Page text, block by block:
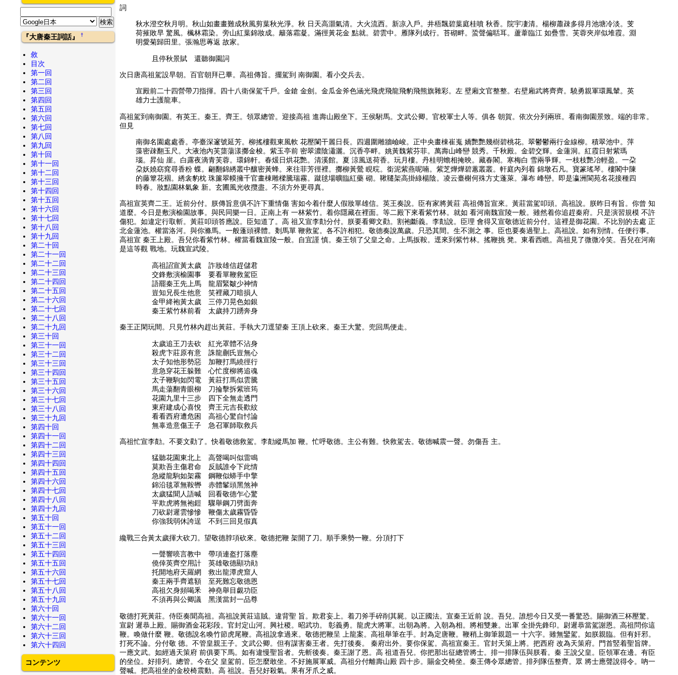
詞
秋水澄空秋月明。秋山如畫畫難成秋風剪葉秋光淨。秋 日天高灝氣清。大火流西。新凉入戶。井梧飄碧葉庭桂噴 秋香。院宇凄清。楊柳蕭疎多得月池塘冷淡。芰
荷摧敗早 驚風。楓林霜染。旁山紅葉錦妝成。籬落霜凝。滿徑黃花金 點就。碧雲中。雁隊列成行。苔砌畔。蛩聲偏聒耳。蘆葦臨江 如疊雪。芙蓉夾岸似堆霞。淵
明愛菊歸田里。張瀚思蓴返 故家。
且停秋景賦 還聽御園詞
次日唐高祖駕設早朝。百官朝拜已畢。高祖傳旨。擺駕到 南御園。看小交兵去。
宣殿前二十四營帶刀指揮。四十八衛保駕千戶。金鎗 金劍。金瓜金斧色涵光飛虎飛龍飛豹飛熊旗雜彩。左 壁廂文官整整。右壁廂武將齊齊。驍勇親軍環鳳輦。英
雄力士護龍車。
高祖駕到南御園。有英王。秦王。齊王。領眾總管。迎接高祖 進壽山殿坐下。王侯駙馬。文武公卿。官校軍士人等。俱各 朝賀。依次分列兩班。看南御園景致。端的非常。
但見
南御名園處處香。亭臺深邃號延芳。柳搖樓觀東風軟 花壓闌干麗日長。四週圍雕牆嶮峻。正中央畫棟崔嵬 嬌艷艷幾樹碧桃花。翠鬱鬱兩行金線柳。積翠池中。萍
藻密疎翻玉尺。大液池內芙蕖蕩漾擲金梭。紫玉亭前 密翠濃陰瀟灑。沉香亭畔。姚黃魏紫芬菲。萬壽山峰巒 競秀。千秋殿。金碧交輝。金蓮洞。紅霞日射紫瑪
瑙。昇仙 崖。白露夜滴青芙蓉。環錦軒。春煖日烘花艷。清溪館。夏 涼風送荷香。玩月樓。丹桂明蟾相掩映。藏春閣。寒梅白 雪兩爭輝。一枝枝艷冶輕盈。一朶
朶妖嬈窈窕尋香粉 蝶。翩翻錦綉叢中釀密黃蜂。來往菲芳徑裡。擲柳黃鶯 睍晥。銜泥紫燕呢喃。紫芝燁燁碧蕙叢叢。軒庭內列着 錦墩石凡。寶篆瑤琴。樓閣中陳
的藤簟花裀。綉衾豹枕 珠簾翠幙擁千官畫棟雕樑騰瑞霧。蹴毬場曠臨紅藥 砌。鞦韆架高掛綠楊陰。凌云臺榭何殊方丈蓬萊。瀑布 峰巒。即是瀛洲閬苑名花接種四
時春。妝點園林氣象 新。玄圃風光收攬盡。不須方外更尋真。
高祖宣英齊二王。近前分付。朕傳旨意俱不許下重情傷 害如今着什麼人假妝單雄信。英王奏說。臣有家將黃莊 高祖傳旨宣來。黃莊當駕叩頭。高祖說。朕昨日有旨。你曾 知
道麼。今日是敷演榆園故事。與民同樂一日。正南上有 一林紫竹。着你隱藏在裡面。等二殿下來看紫竹林。就如 看河南魏宣陵一般。雖然着你追趕秦府。只是演習規模 不許
傷犯。如違定行取斬。黃莊叩頭答應說。臣知道了。高 祖又宣李勣分付。朕要看卿文勸。割袍斷義。李勣說。臣理 會得又宣敬德近前分付。這裡是御花園。不比別的去處 正
北金蓮池。權當洛河。與你滌馬。一般蓬頭裸體。剗馬單 鞭救駕。各不許相犯。敬德奏說萬歲。只恐其間。生不測之 事。臣也要奏過聖上。高祖說。如有別情。任便行事。
高祖宣 秦王上殿。吾兒你看紫竹林。權當看魏宣陵一般。自宜謹 慎。秦王領了父皇之命。上馬扳鞍。逕來到紫竹林。搖鞭挑 凳。東看西瞧。高祖見了微微冷笑。吾兒在河南
是這等觀 戰地。玩魏宣武陵。
高祖詔宣黃太歲 詐妝雄信趕儲君
交鋒敷演榆園事 要看單鞭救駕臣
語罷秦王先上馬 龍眉緊皺少神情
豈知兄長生他意 笑裡藏刀暗損人
金甲絳袍黃太歲 三停刀晃色如銀
秦王紫竹林前看 太歲持刀踴奔身
秦王正閑玩間。只見竹林內趕出黃莊。手執大刀逕望秦 王頂上砍來。秦王大驚。兜回馬便走。
太歲追王刀去砍 紅光罩體不沾身
殺虎卞莊原有意 誅龍蒯氏豈無心
太子知他形勢惡 加鞭打馬繞徑行
意急穿花王躲難 心忙度柳將追魂
太子鞭駒如閃電 黃莊打馬似雲騰
馬走蕩翻青眼柳 刀掄擊拆紫班筠
花園九里十三步 四下全無走透門
東府建成心喜悅 齊王元吉長歡紋
看看西府遭危困 高祖心驚自忖論
無辜造意傷王子 急召軍師取救兵
高祖忙宣李勣。不要文勸了。快着敬德救駕。李勣縱馬加 鞭。忙呼敬德。主公有難。快救駕去。敬德喊震一聲。勿傷吾 主。
猛聽花園東北上 高聲喝叫似雷鳴
莫欺吾主傷君命 反賊誰令下此情
急縱龍駒如架霧 鋼鞭似蟒手中擎
錦沿毯罩無鞍轡 赤體髼頭黑煞神
太歲猛聞人語喊 回看敬德乍心驚
平欺虎將無袍鎧 驟舉鋼刀劈面奔
刀砍尉遲雲慘慘 鞭傷太歲霧昏昏
你強我弱休誇逞 不到三回見假真
纔戰三合黃太歲揮大砍刀。望敬德脖項砍來。敬德把鞭 架開了刀。順手乘勢一鞭。分頂打下
一聲響喨言教中 帶項連盔打落塵
僥倖英齊空用計 英雄敬德顯功勛
托開地府天羅網 救出龍潭虎窟人
秦王兩手齊遮額 至死難忘敬德恩
高祖欠身頻喝釆 神堯舉目覷功臣
不須再與公卿議 黑漢當封一品尊
敬德打死黃莊。侍臣奏聞高祖。高祖說黃莊這賊。違背聖 旨。欺君妄上。着刀斧手碎削其屍。以正國法。宣秦王近前 說。吾兒。誰想今日又受一番驚恐。賜御酒三杯壓驚。
宣尉 遲恭上殿。賜御酒金花彩段。官封定山河。興社稷。昭武功。 彰義勇。龍虎大將軍。出朝為將。入朝為相。將相雙兼。出軍 全掛先鋒印。尉遲恭當駕謝恩。高祖問你這
鞭。喚做什麼 鞭。敬德說名喚竹節虎尾鞭。高祖說拿過來。敬德把鞭呈 上龍案。高祖舉筆在手。封為定唐鞭。鞭稍上御筆親題一 十六字。雖無鑾駕。如朕親臨。但有奸邪。
打死不論。分付敬 德。不管皇親王子。文武公卿。但有謀害秦王者。先打後奏。 秦府出外。要你保駕。高祖宣秦王。官封天策上將。把西府 改為天策府。門首竪着聖旨牌。
一應文武。如經過天策府 前俱要下馬。如有違慢聖旨者。先斬後奏。秦王謝了恩。高 祖道吾兒。你把那出征總管將士。排一排隊伍與朕看。秦 王說父皇。臣領軍在邊。有臣
的坐位。好排列。總管。今在父 皇駕前。臣怎麼敢坐。不好施展軍威。高祖分付離壽山殿 四十步。賜金交椅坐。秦王傳令眾總管。排列隊伍整齊。眾 將士應聲說得令。吶一
聲喊。把高祖坐的金校椅震動。高 祖說。吾兒好殺氣。果有牙爪之威。
『大唐秦王詞話』†
敘
目次
第一回
第二回
第三回
第四回
第五回
第六回
第七回
第八回
第九回
第十回
第十一回
第十二回
第十三回
第十四回
第十五回
第十六回
第十七回
第十八回
第十九回
第二十回
第二十一回
第二十二回
第二十三回
第二十四回
第二十五回
第二十六回
第二十七回
第二十八回
第二十九回
第三十回
第三十一回
第三十二回
第三十三回
第三十四回
第三十五回
第三十六回
第三十七回
第三十八回
第三十九回
第四十回
第四十一回
第四十二回
第四十三回
第四十四回
第四十五回
第四十六回
第四十七回
第四十八回
第四十九回
第五十回
第五十一回
第五十二回
第五十三回
第五十四回
第五十五回
第五十六回
第五十七回
第五十八回
第五十九回
第六十回
第六十一回
第六十二回
第六十三回
第六十四回
コンテンツ